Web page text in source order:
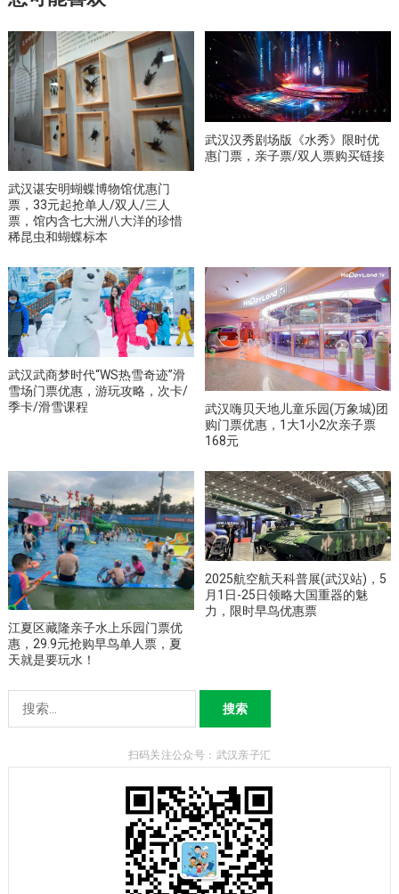
武汉谌安明蝴蝶博物馆优惠门
票，33元起抢单人/双人/三人
票，馆内含七大洲八大洋的珍惜
稀昆虫和蝴蝶标本
武汉汉秀剧场版《水秀》限时优
惠门票，亲子票/双人票购买链接
武汉武商梦时代“WS热雪奇迹”滑
雪场门票优惠，游玩攻略，次卡/
季卡/滑雪课程
武汉嗨贝天地儿童乐园(万象城)团
购门票优惠，1大1小2次亲子票
168元
江夏区藏隆亲子水上乐园门票优
惠，29.9元抢购早鸟单人票，夏
天就是要玩水！
2025航空航天科普展(武汉站)，5
月1日-25日领略大国重器的魅
力，限时早鸟优惠票
索：
扫码关注公众号：武汉亲子汇